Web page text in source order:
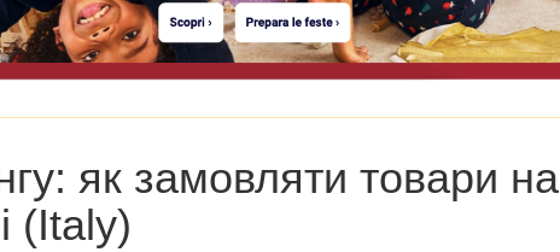
як замовляти товари на
(Italy)